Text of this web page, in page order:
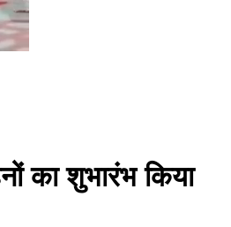
का शुभारंभ किया